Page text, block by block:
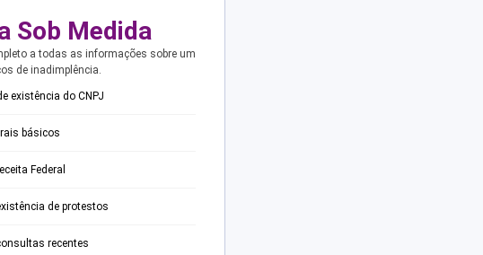
Sob Medida
a todas as informações sobre um
de inadimplência.
existência do CNPJ
básicos
Federal
de protestos
recentes